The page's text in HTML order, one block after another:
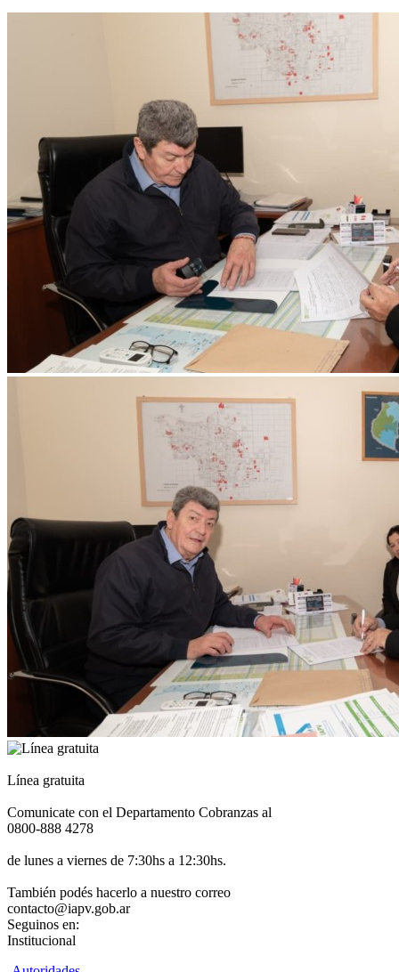
Línea gratuita
Comunicate con el Departamento Cobranzas al
0800-888 4278
de lunes a viernes de 7:30hs a 12:30hs.
También podés hacerlo a nuestro correo
contacto@iapv.gob.ar
Seguinos en:
Institucional